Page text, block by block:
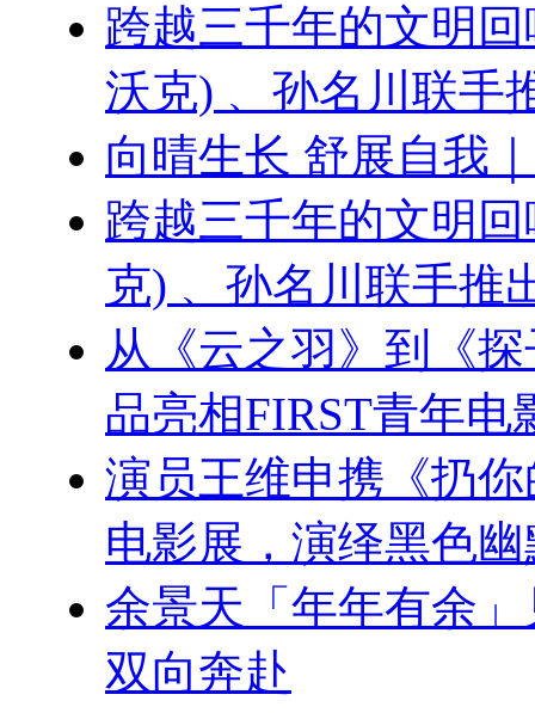
跨越三千年的文明
沃克) 、孙名川联手
向晴生长 舒展自我
跨越三千年的文明
克) 、孙名川联手推
从《云之羽》到《
品亮相FIRST青年电
演员王维申携《扔
电影展，演绎黑色
余景天「年年有余
双向奔赴